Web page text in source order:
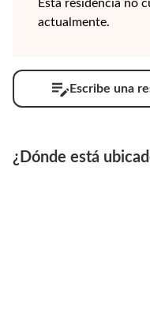
Esta residencia no
actualmente.
Escribe una
¿Dónde está